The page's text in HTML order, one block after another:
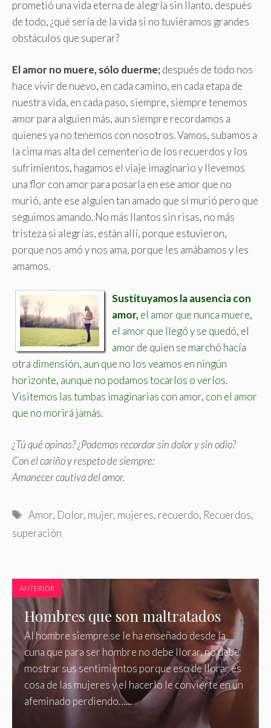
prometió una vida eterna de alegría sin llanto, después
de todo, ¿qué sería de la vida si no tuviéramos grandes
obstáculos que superar?
El amor no muere, sólo duerme;después de todo nos
hace vivir de nuevo, en cada camino, en cada etapa de
nuestra vida, en cada paso, siempre, siempre tenemos
amor para alguien más, aun siempre recordamos a
quienes ya no tenemos con nosotros. Vamos, subamos a
la cima mas alta del cementerio de los recuerdos y los
sufrimientos, hagamos el viaje imaginario y llevemos
una flor con amor para posarla en ese amor que no
murió, ante ese alguien tan amado que sí murió pero que
seguimos amando. No más llantos sin risas, no más
tristeza si alegrías, están allí, porque estuvieron,
porque nos amó y nos ama, porque les amábamos y les
amamos.
Sustituyamos la ausencia con
amor, el amor que nunca muere,
el amor que llegó y se quedó, el
amor de quien se marchó hacía
otra dimensión, aun que no los veamos en ningún
horizonte, aunque no podamos tocarlos o verlos.
Visitemos las tumbas imaginarias con amor, con el amor
que no morirá jamás.
¿Tú qué opinas? ¿Podemos recordar sin dolor y sin odio?
Con el cariño y respeto de siempre:
Amanecer cautiva del amor.
Etiquetas
Amor, Dolor, mujer, mujeres, recuerdo, Recuerdos,
superación
ANTERIOR
Hombres que son maltratados
Al hombre siempre se le ha enseñado desde la
cuna que para ser hombre no debe llorar, no debe
mostrar sus sentimientos porque eso de llorar es
cosa de las mujeres y el hacerlo le convierte en un
afeminado perdiendo…...